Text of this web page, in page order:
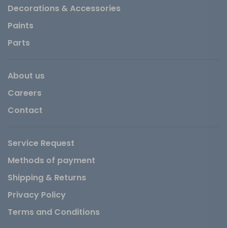
Decorations & Accessories
Paints
Parts
About us
Careers
Contact
Service Request
Methods of payment
Shipping & Returns
Privacy Policy
Terms and Conditions